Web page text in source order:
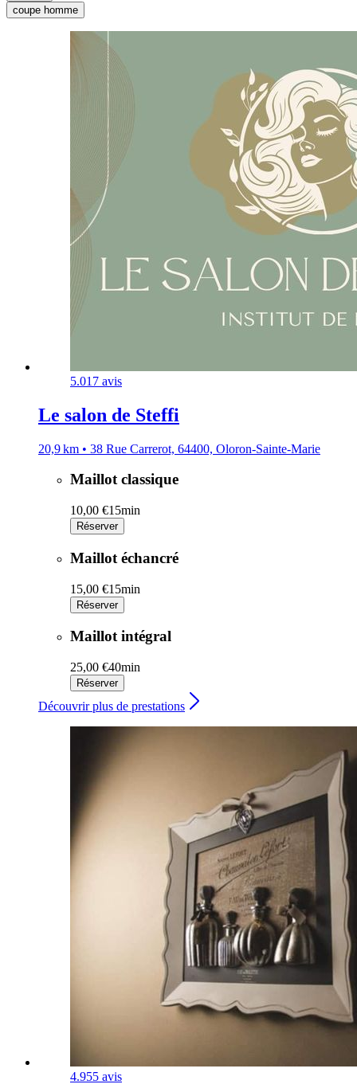
coupe homme
5.017 avis
Le salon de Steffi
20,9 km • 38 Rue Carrerot, 64400, Oloron-Sainte-Marie
Maillot classique
10,00 €15min
Réserver
Maillot échancré
15,00 €15min
Réserver
Maillot intégral
25,00 €40min
Réserver
Découvrir plus de prestations
4.955 avis